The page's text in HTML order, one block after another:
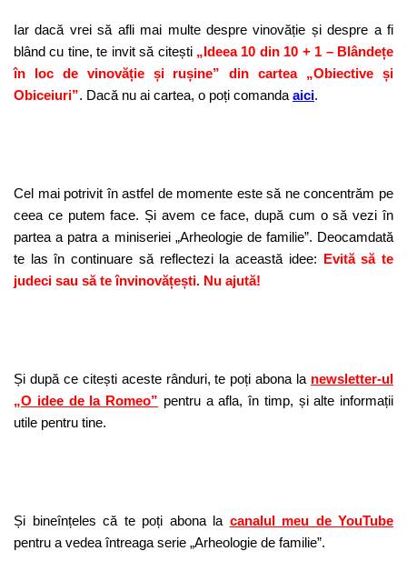
Iar dacă vrei să afli mai multe despre vinovăție și despre a fi
blând cu tine, te invit să citești „Ideea 10 din 10 + 1 – Blândețe
în loc de vinovăție și rușine” din cartea „Obiective și
Obiceiuri”. Dacă nu ai cartea, o poți comanda aici.
Cel mai potrivit în astfel de momente este să ne concentrăm pe
ceea ce putem face. Și avem ce face, după cum o să vezi în
partea a patra a miniseriei „Arheologie de familie”. Deocamdată
te las în continuare să reflectezi la această idee: Evită să te
judeci sau să te învinovățești. Nu ajută!
Și după ce citești aceste rânduri, te poți abona la newsletter-ul
„O idee de la Romeo” pentru a afla, în timp, și alte informații
utile pentru tine.
Și bineînțeles că te poți abona la canalul meu de YouTube
pentru a vedea întreaga serie „Arheologie de familie”.